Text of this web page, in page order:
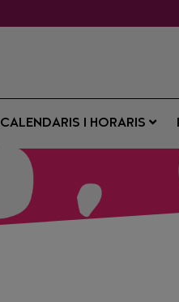
CALENDARIS I HORARIS